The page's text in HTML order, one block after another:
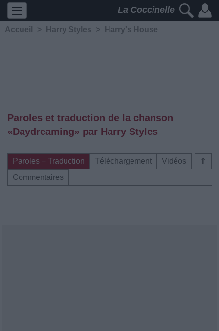
La Coccinelle
Accueil > Harry Styles > Harry's House
Paroles et traduction de la chanson
«Daydreaming» par Harry Styles
⇑
Paroles + Traduction Téléchargement
Vidéos
Commentaires